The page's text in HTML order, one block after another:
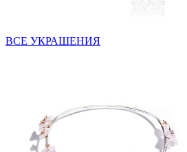
ВСЕ УКРАШЕНИЯ